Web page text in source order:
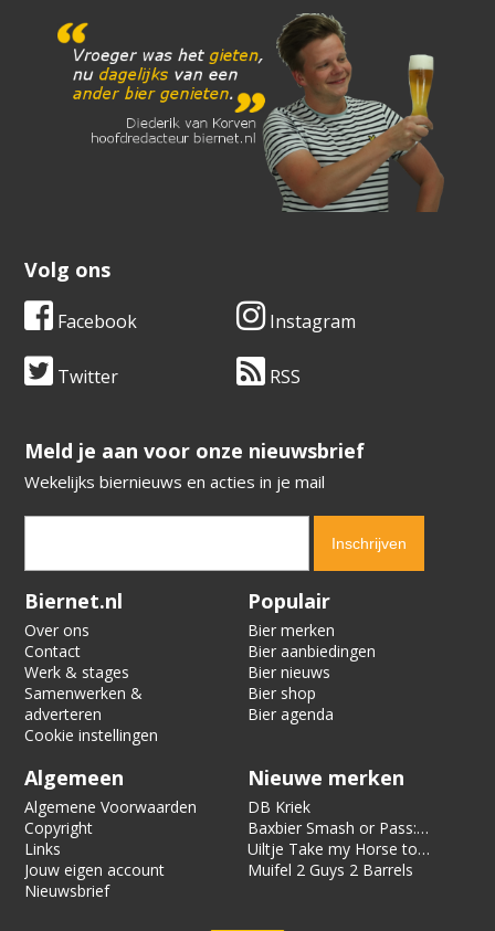
Volg ons
Facebook Instagram
Twitter RSS
​​​​​​​Meld je aan voor onze nieuwsbrief
Wekelijks biernieuws en acties in je mail
Verification code:
Biernet.nl
Over ons
Contact
Werk & stages
Samenwerken &
adverteren
Cookie instellingen
Populair
Bier merken
Bier aanbiedingen
Bier nieuws
Bier shop
Bier agenda
Algemeen
Algemene Voorwaarden
Copyright
Links
Jouw eigen account
Nieuwsbrief
Nieuwe merken
DB Kriek
Baxbier Smash or Pass:
Strata
Uiltje Take my Horse to
the Hotel Room
Muifel 2 Guys 2 Barrels